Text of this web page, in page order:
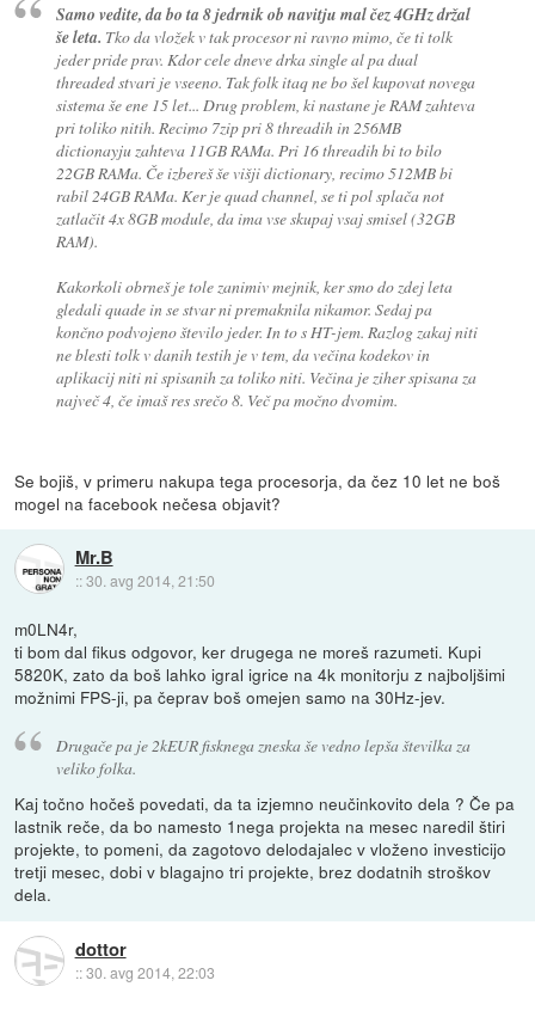
Samo vedite, da bo ta 8 jedrnik ob navitju mal čez 4GHz držal
še leta. Tko da vložek v tak procesor ni ravno mimo, če ti tolk
jeder pride prav. Kdor cele dneve drka single al pa dual
threaded stvari je vseeno. Tak folk itaq ne bo šel kupovat novega
sistema še ene 15 let... Drug problem, ki nastane je RAM zahteva
pri toliko nitih. Recimo 7zip pri 8 threadih in 256MB
dictionayju zahteva 11GB RAMa. Pri 16 threadih bi to bilo
22GB RAMa. Če izbereš še višji dictionary, recimo 512MB bi
rabil 24GB RAMa. Ker je quad channel, se ti pol splača not
zatlačit 4x 8GB module, da ima vse skupaj vsaj smisel (32GB
RAM).
Kakorkoli obrneš je tole zanimiv mejnik, ker smo do zdej leta
gledali quade in se stvar ni premaknila nikamor. Sedaj pa
končno podvojeno število jeder. In to s HT-jem. Razlog zakaj niti
ne blesti tolk v danih testih je v tem, da večina kodekov in
aplikacij niti ni spisanih za toliko niti. Večina je ziher spisana za
največ 4, če imaš res srečo 8. Več pa močno dvomim.
Se bojiš, v primeru nakupa tega procesorja, da čez 10 let ne boš
mogel na facebook nečesa objavit?
Mr.B
::30. avg 2014, 21:50
m0LN4r,
ti bom dal fikus odgovor, ker drugega ne moreš razumeti. Kupi
5820K, zato da boš lahko igral igrice na 4k monitorju z najboljšimi
možnimi FPS-ji, pa čeprav boš omejen samo na 30Hz-jev.
Drugače pa je 2kEUR fisknega zneska še vedno lepša številka za
veliko folka.
Kaj točno hočeš povedati, da ta izjemno neučinkovito dela ? Če pa
lastnik reče, da bo namesto 1nega projekta na mesec naredil štiri
projekte, to pomeni, da zagotovo delodajalec v vloženo investicijo
tretji mesec, dobi v blagajno tri projekte, brez dodatnih stroškov
dela.
dottor
::30. avg 2014, 22:03